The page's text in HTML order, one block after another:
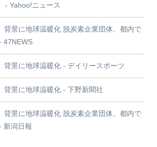
- Yahoo!ニュース
背景に地球温暖化 脱炭素企業団体、都内で
47NEWS
背景に地球温暖化 - デイリースポーツ
背景に地球温暖化 - 下野新聞社
背景に地球温暖化 脱炭素企業団体、都内で
新潟日報